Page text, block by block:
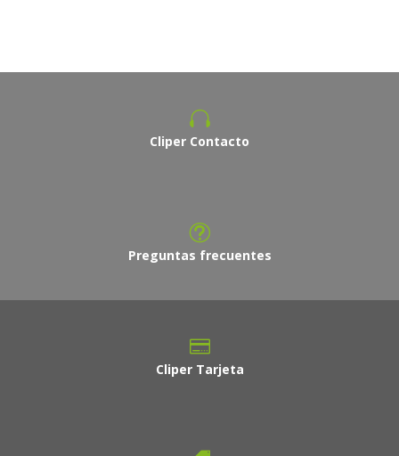
Cliper Contacto
Preguntas frecuentes
Cliper Tarjeta